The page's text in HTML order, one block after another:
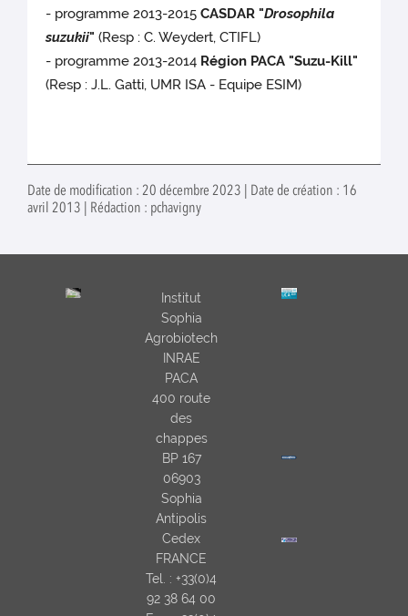
- programme 2013-2015CASDAR "Drosophila
suzukii" (Resp : C. Weydert, CTIFL)
- programme 2013-2014 Région PACA "Suzu-Kill"
(Resp : J.L. Gatti, UMR ISA - Equipe ESIM)
Date de modification : 20 décembre 2023 | Date de création : 16
avril 2013 | Rédaction : pchavigny
Institut
Sophia
Agrobiotech
INRAE
PACA
400 route
des
chappes
BP 167
06903
Sophia
Antipolis
Cedex
FRANCE
Tel. : +33(0)4
92 38 64 00